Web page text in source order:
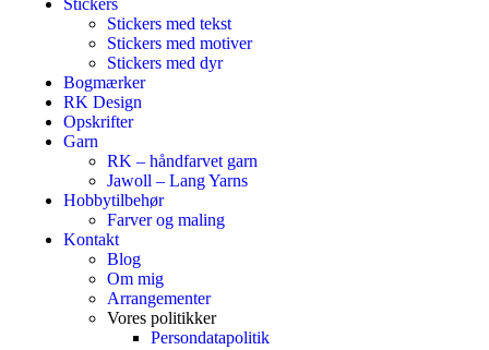
Stickers med tekst
Stickers med motiver
Stickers med dyr
Bogmærker
RK Design
Opskrifter
Garn
RK – håndfarvet garn
Jawoll – Lang Yarns
Hobbytilbehør
Farver og maling
Kontakt
Blog
Om mig
Arrangementer
Vores politikker
Persondatapolitik